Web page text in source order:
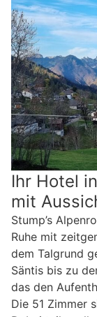
Ihr Hotel
mit
Stump’s
Ruhe mit
dem Talgrund
Säntis bis zu
das den
Die 51 Zimmer